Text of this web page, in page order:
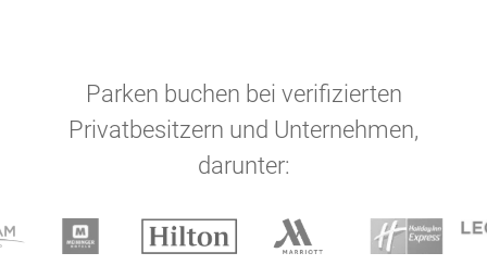
Parken buchen bei verifizierten
Privatbesitzern und Unternehmen,
darunter: